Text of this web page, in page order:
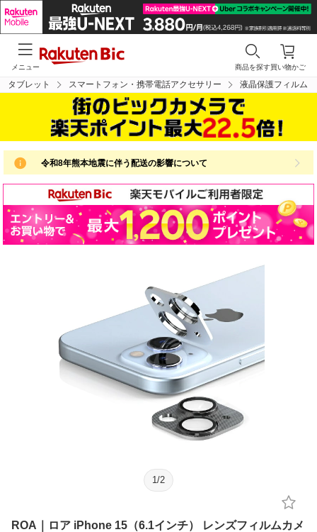
買い物かご
商品を探す
メニュー
タブレット スマートフォン・携帯電話アクセサリー 液晶保護フィルム
令和8年熊本地震に伴う配送の影響について
1 /2
ROA｜ロア iPhone 15（6.1インチ） レンズフィルムカメ